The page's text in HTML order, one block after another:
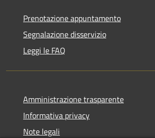
Prenotazione appuntamento
Segnalazione disservizio
Leggi le FAQ
Amministrazione trasparente
Informativa privacy
Note legali